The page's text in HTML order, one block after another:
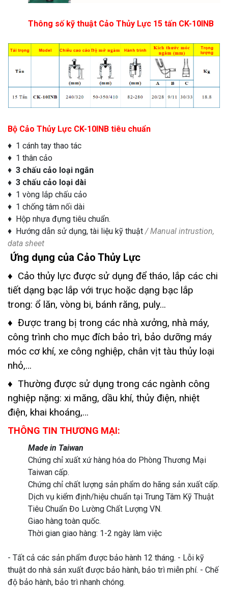
Thông số kỹ thuật Cảo Thủy Lực 15 tấn CK-10INB
Bộ Cảo Thủy Lực CK-10INB tiêu chuẩn
♦ 1 cánh tay thao tác
♦ 1 thân cảo
♦ 3 chấu cảo loại ngắn
♦ 3 chấu cảo loại dài
♦ 1 vòng lắp chấu cảo
♦ 1 chống tâm nối dài
♦ Hộp nhựa đựng tiêu chuẩn.
♦ Hướng dẫn sử dụng, tài liệu kỹ thuật / Manual intrustion,
data sheet
Ứng dụng của Cảo Thủy Lực
♦ Cảo thủy lực được sử dụng để tháo, lắp các chi
tiết dạng bạc lắp với trục hoặc dạng bạc lắp
trong: ổ lăn, vòng bi, bánh răng, puly…
♦ Được trang bị trong các nhà xưởng, nhà máy,
công trình cho mục đích bảo trì, bảo dưỡng máy
móc cơ khí, xe công nghiệp, chân vịt tàu thủy loại
nhỏ,…
♦ Thường được sử dụng trong các ngành công
nghiệp nặng: xi măng, dầu khí, thủy điện, nhiệt
điện, khai khoáng,…
THÔNG TIN THƯƠNG MẠI:
Made in Taiwan
Chứng chỉ xuất xứ hàng hóa do Phòng Thương Mại
Taiwan cấp.
Chứng chỉ chất lượng sản phẩm do hãng sản xuất cấp.
Dịch vụ kiểm định/hiệu chuẩn tại Trung Tâm Kỹ Thuật
Tiêu Chuẩn Đo Lường Chất Lượng VN.
Giao hàng toàn quốc.
Thời gian giao hàng: 1-2 ngày làm việc
- Tất cả các sản phẩm được bảo hành 12 tháng. - Lỗi kỹ
thuật do nhà sản xuất được bảo hành, bảo trì miễn phí. - Chế
độ bảo hành, bảo trì nhanh chóng.